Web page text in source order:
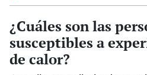
¿Cuáles son las
susceptibles a
de calor?